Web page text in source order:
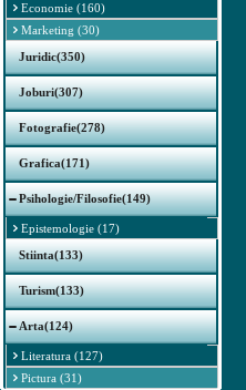
Economie (160)
Marketing (30)
Juridic(350)
Joburi(307)
Fotografie(278)
Grafica(171)
Psihologie/Filosofie(149)
Epistemologie (17)
Stiinta(133)
Turism(133)
Arta(124)
Literatura (127)
Pictura (31)